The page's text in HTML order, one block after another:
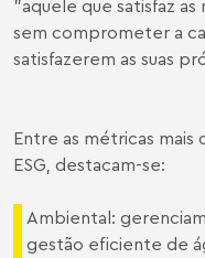
"aquele que satisfaz
sem comprometer a
satisfazerem as suas
Entre as métricas mais
ESG, destacam-se:
Ambiental:
gestão eficiente de